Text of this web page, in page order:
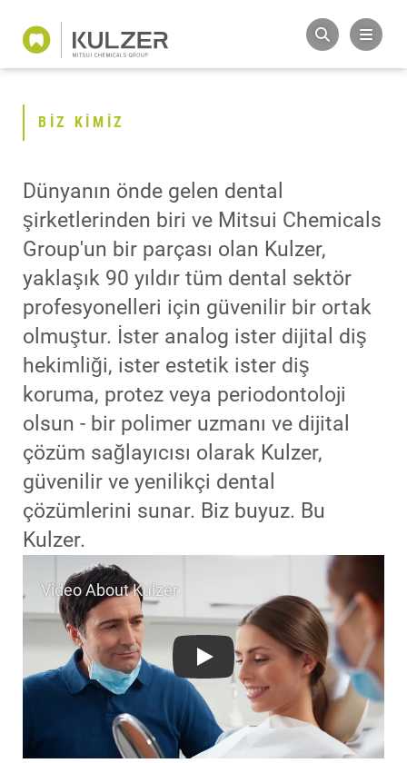
BIZ KIMIZ
Dünyanın önde gelen dental
şirketlerinden biri ve Mitsui Chemicals
Group'un bir parçası olan Kulzer,
yaklaşık 90 yıldır tüm dental sektör
profesyonelleri için güvenilir bir ortak
olmuştur. İster analog ister dijital diş
hekimliği, ister estetik ister diş
koruma, protez veya periodontoloji
olsun - bir polimer uzmanı ve dijital
çözüm sağlayıcısı olarak Kulzer,
güvenilir ve yenilikçi dental
çözümlerini sunar. Biz buyuz. Bu
Kulzer.
Play